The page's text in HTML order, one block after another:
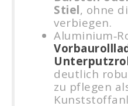
Stiel, ohne
verbiegen.
deutlich
zu pflegen